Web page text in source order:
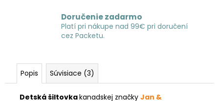
Doručenie zadarmo
Platí pri nákupe nad 99€ pri doručení
cez Packetu.
Popis Súvisiace (3)
Detská šiltovkakanadskej značky Jan &